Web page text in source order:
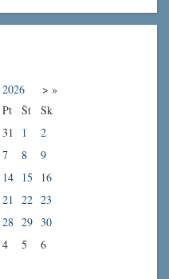
2026 > »
Pt Št
Sk
31 1
2
7 8
9
14 15
16
21 22 23
28 29
30
4 5 6